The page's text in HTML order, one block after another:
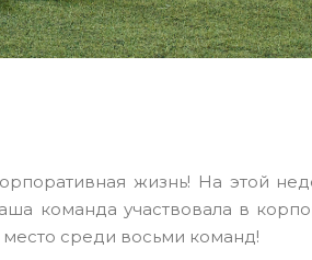
жизнь! На этой
команда участвовала в
среди восьми команд!